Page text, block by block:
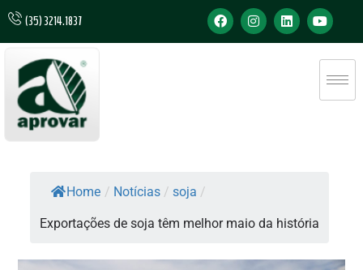
(35) 3214.1837
Home / Notícias / soja /
Exportações de soja têm melhor maio da história